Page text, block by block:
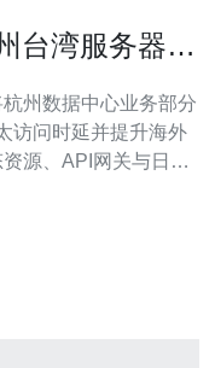
台湾服务器
州数据中心业务部分
访问时延并提升海外
源、API网关与日志
名无需更换，数据应